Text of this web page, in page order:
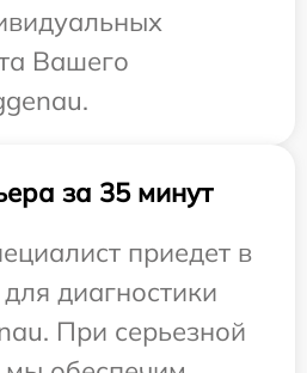
Вашего
за 35 минут
приедет в
диагностики
При серьезной